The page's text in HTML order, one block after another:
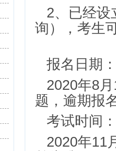
2、已经设
询），考生
报名日期
2020年8月
题，逾期报
考试时间
2020年11